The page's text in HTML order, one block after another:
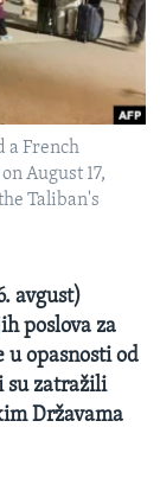
a French
August 17,
Taliban's
avgust)
poslova za
u opasnosti od
su zatražili
Državama